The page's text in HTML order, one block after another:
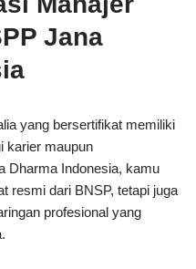
Jana
yang bersertifikat memiliki
karier maupun
Dharma Indonesia, kamu
resmi dari BNSP, tetapi juga
profesional yang